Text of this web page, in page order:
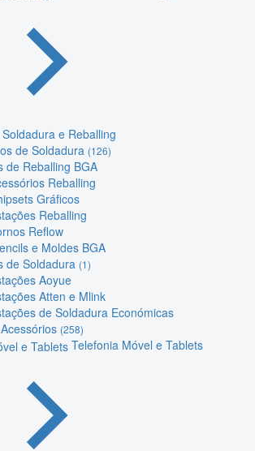
e Reballing
de Soldadura (126)
de Reballing BGA
Reballing
Gráficos
Reballing
Reflow
e Moldes BGA
de Soldadura (1)
Aoyue
Atten e Mlink
de Soldadura Económicas
(258)
Telefonia Móvel e Tablets